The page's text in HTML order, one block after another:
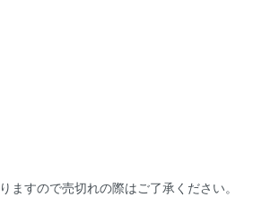
ますので売切れの際はご了承ください。